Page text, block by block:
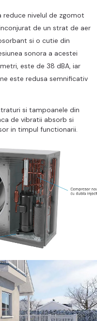
reduce nivelul de zgomot
de un strat de aer
si o cutie din
sonora a acestei
este de 38 dBA, iar
este redusa semnificativ
si tampoanele din
de vibratii absorb si
in timpul functionarii.